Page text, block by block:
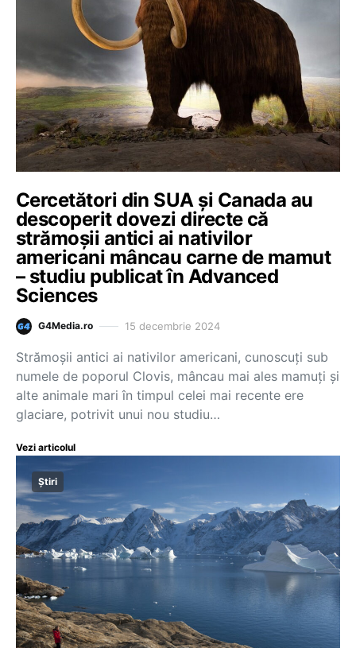
Cercetători din SUA și Canada au
descoperit dovezi directe că
strămoșii antici ai nativilor
americani mâncau carne de mamut
– studiu publicat în Advanced
Sciences
G4Media.ro 15 decembrie 2024
Strămoșii antici ai nativilor americani, cunoscuți sub
numele de poporul Clovis, mâncau mai ales mamuți și
alte animale mari în timpul celei mai recente ere
glaciare, potrivit unui nou studiu…
Vezi articolul
Știri